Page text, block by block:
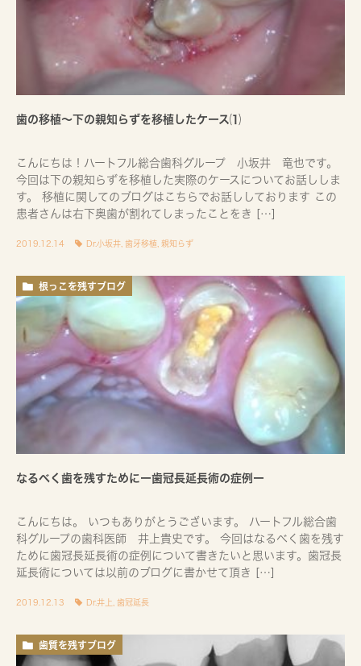
歯の移植〜下の親知らずを移植したケース⑴
こんにちは！ハートフル総合歯科グループ 小坂井 竜也です。
今回は下の親知らずを移植した実際のケースについてお話ししま
す。 移植に関してのブログはこちらでお話ししております この
患者さんは右下奥歯が割れてしまったことをき […]
2019.12.14 Dr.小坂井 歯牙移植 親知らず
根っこを残すブログ
なるべく歯を残すためにー歯冠長延長術の症例ー
こんにちは。 いつもありがとうございます。 ハートフル総合歯
科グループの歯科医師 井上貴史です。 今回はなるべく歯を残す
ために歯冠長延長術の症例について書きたいと思います。歯冠長
延長術については以前のブログに書かせて頂き […]
2019.12.13 Dr.井上 歯冠延長
歯質を残すブログ